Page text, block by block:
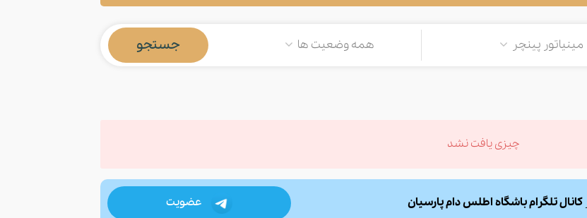
مینیاتور پینچر همه وضعیت ها جستجو
چیزی یافت نشد
کانال تلگرام باشگاه اطلس دام پارسیان عضویت